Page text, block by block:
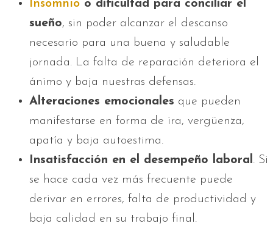
Insomnio o dificultad para conciliar el
sueño, sin poder alcanzar el descanso
necesario para una buena y saludable
jornada. La falta de reparación deteriora el
ánimo y baja nuestras defensas.
Alteraciones emocionales que pueden
manifestarse en forma de ira, vergüenza,
apatía y baja autoestima.
Insatisfacción en el desempeño laboral. Si
se hace cada vez más frecuente puede
derivar en errores, falta de productividad y
baja calidad en su trabajo final.